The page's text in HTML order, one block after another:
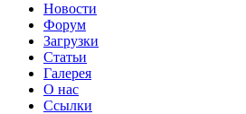
Новости
Форум
Загрузки
Статьи
Галерея
О нас
Ссылки